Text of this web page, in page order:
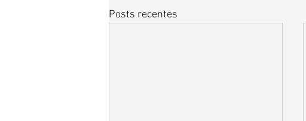
Posts recentes